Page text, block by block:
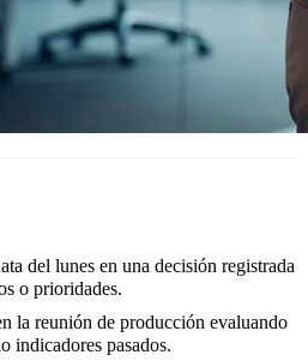
del lunes en una decisión registrada
o prioridades.
la reunión de producción evaluando
indicadores pasados.